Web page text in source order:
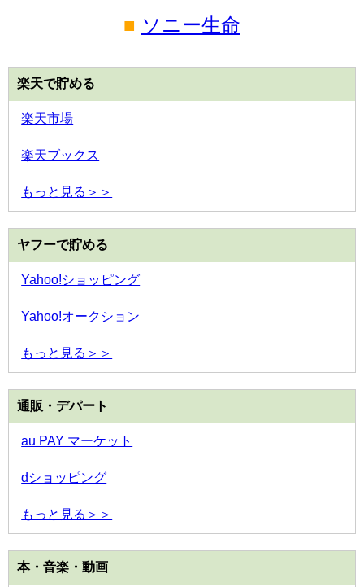
■ ソニー生命
楽天で貯める
楽天市場
楽天ブックス
もっと見る＞＞
ヤフーで貯める
Yahoo!ショッピング
Yahoo!オークション
もっと見る＞＞
通販・デパート
au PAY マーケット
dショッピング
もっと見る＞＞
本・音楽・動画